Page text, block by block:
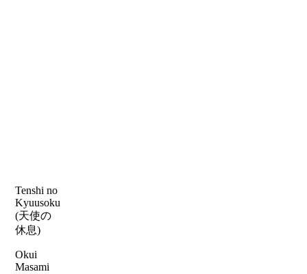
Tenshi no
Kyuusoku
(天使の
休息)
Okui
Masami